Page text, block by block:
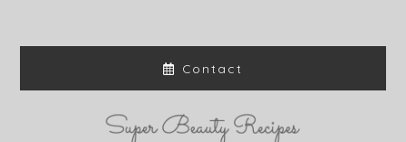
Contact